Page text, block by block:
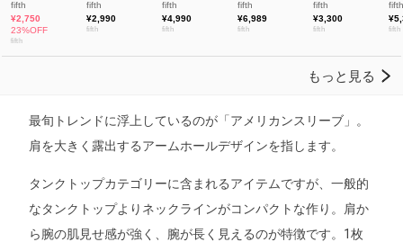
最旬トレンドに浮上しているのが「アメリカンスリーブ」。
肩を大きく露出するアームホールデザインを指します。
タンクトップカテゴリーに含まれるアイテムですが、一般的
なタンクトップよりネックラインがコンパクトな作り。肩か
ら腕の肌見せ感が強く、腕が長く見えるのが特徴です。1枚